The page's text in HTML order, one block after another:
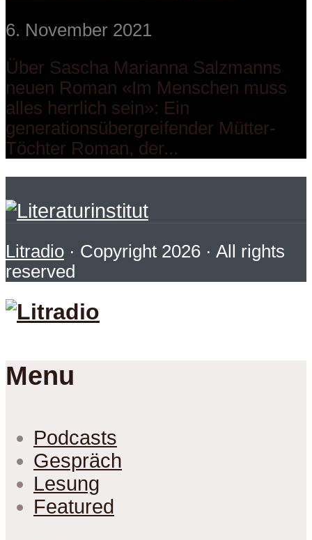
6. November 2021
Über Sascha Marianna Salzmanns
neuen Roman «Im Menschen muss
alles herrlich sein»: Ein
generationsübergreifender Mütter-
Töchter Roman, der...
Litradio · Copyright 2026 · All rights
reserved
Menu
Podcasts
Gespräch
Lesung
Featured